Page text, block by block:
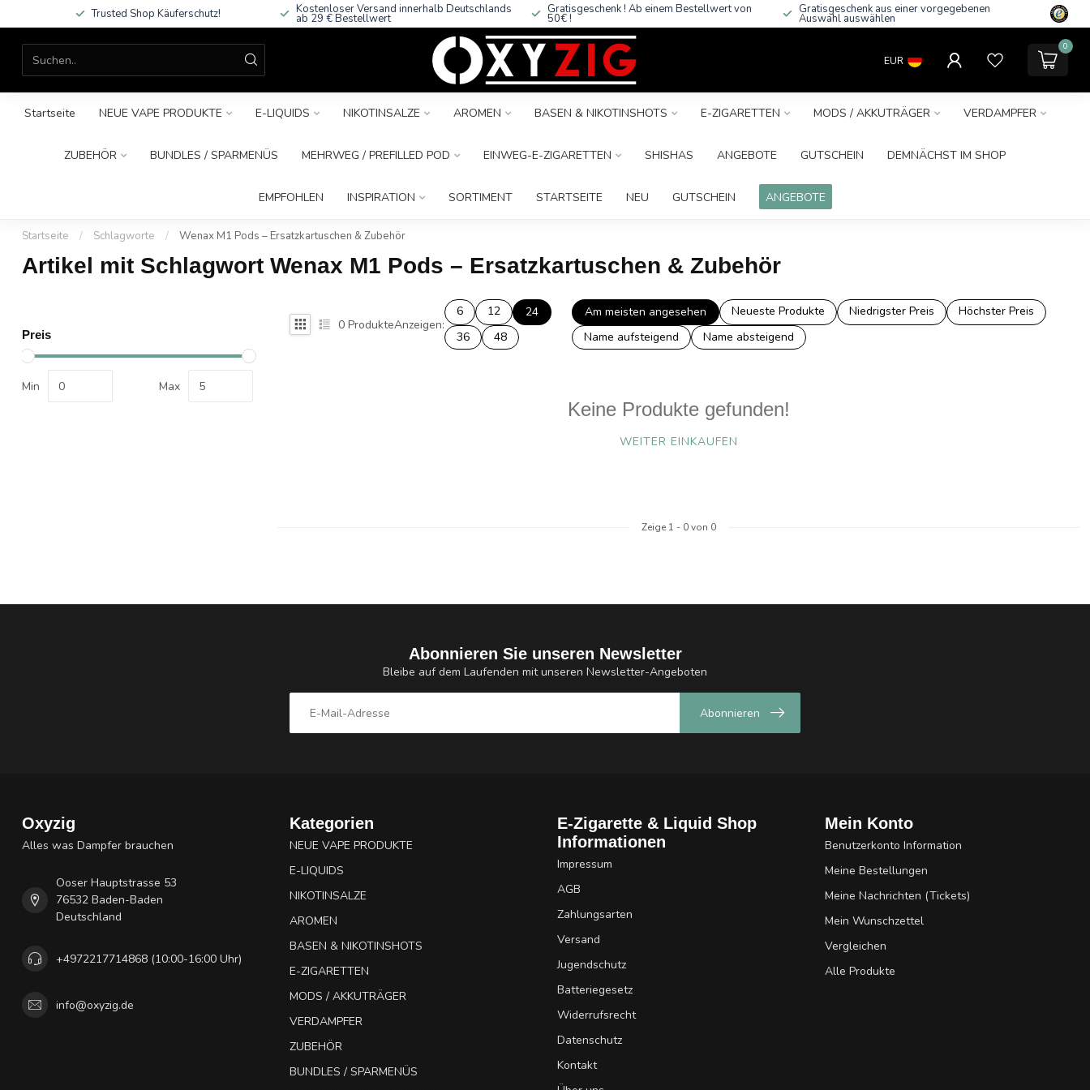
Trusted Shop Käuferschutz! Kostenloser Versand innerhalb Deutschlands
ab 29 € Bestellwert
Gratisgeschenk ! Ab einem Bestellwert von
50€ !
Gratisgeschenk aus einer vorgegebenen
Auswahl auswählen
EUR
0
Startseite NEUE VAPE PRODUKTE E-LIQUIDS NIKOTINSALZE AROMEN BASEN & NIKOTINSHOTS E-ZIGARETTEN MODS / AKKUTRÄGER VERDAMPFER
ZUBEHÖR BUNDLES / SPARMENÜS MEHRWEG / PREFILLED POD EINWEG-E-ZIGARETTEN SHISHAS ANGEBOTE GUTSCHEIN DEMNÄCHST IM SHOP
EMPFOHLEN INSPIRATION SORTIMENT STARTSEITE NEU GUTSCHEIN ANGEBOTE
Startseite / Schlagworte / Wenax M1 Pods – Ersatzkartuschen & Zubehör
Artikel mit Schlagwort Wenax M1 Pods – Ersatzkartuschen & Zubehör
Preis
Min Max
0 ProdukteAnzeigen:
6 12
24
36
48
Am meisten angesehen Neueste Produkte Niedrigster Preis
Höchster Preis
Name aufsteigend
Name absteigend
Keine Produkte gefunden!
WEITER EINKAUFEN
Zeige 1 - 0von 0
Abonnieren Sie unseren Newsletter
Bleibe auf dem Laufenden mit unseren Newsletter-Angeboten
Abonnieren
Oxyzig
Alles was Dampfer brauchen
Ooser Hauptstrasse 53
76532 Baden-Baden
Deutschland
+4972217714868 (10:00-16:00 Uhr)
info@oxyzig.de
Kategorien
NEUE VAPE PRODUKTE
E-LIQUIDS
NIKOTINSALZE
AROMEN
BASEN & NIKOTINSHOTS
E-ZIGARETTEN
MODS / AKKUTRÄGER
VERDAMPFER
ZUBEHÖR
BUNDLES / SPARMENÜS
E-Zigarette & Liquid Shop
Informationen
Impressum
AGB
Zahlungsarten
Versand
Jugendschutz
Batteriegesetz
Widerrufsrecht
Datenschutz
Kontakt
Mein Konto
Benutzerkonto Information
Meine Bestellungen
Meine Nachrichten (Tickets)
Mein Wunschzettel
Vergleichen
Alle Produkte